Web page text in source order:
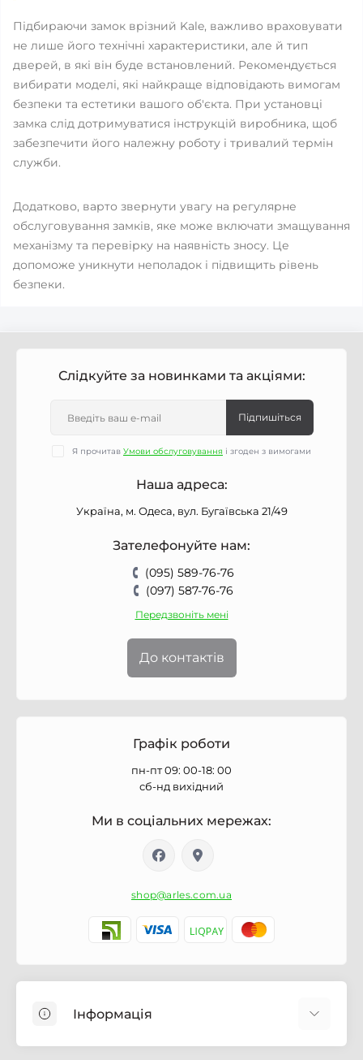
Підбираючи замок врізний Kale, важливо враховувати
не лише його технічні характеристики, але й тип
дверей, в які він буде встановлений. Рекомендується
вибирати моделі, які найкраще відповідають вимогам
безпеки та естетики вашого об'єкта. При установці
замка слід дотримуватися інструкцій виробника, щоб
забезпечити його належну роботу і тривалий термін
служби.
Додатково, варто звернути увагу на регулярне
обслуговування замків, яке може включати змащування
механізму та перевірку на наявність зносу. Це
допоможе уникнути неполадок і підвищить рівень
безпеки.
Слідкуйте за новинками та акціями:
Підпишіться
Я прочитав Умови обслуговування і згоден з вимогами
Наша адреса:
Україна, м. Одеса, вул. Бугаївська 21/49
Зателефонуйте нам:
(095) 589-76-76
(097) 587-76-76
Передзвоніть мені
До контактів
Графік роботи
пн-пт 09: 00-18: 00
сб-нд вихідний
Ми в соціальних мережах:
shop@arles.com.ua
Інформація